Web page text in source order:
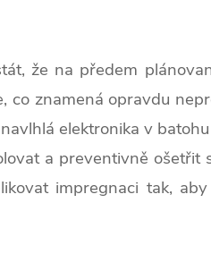
že na předem
co znamená opravdu
elektronika v
a preventivně ošetřit
impregnaci tak,